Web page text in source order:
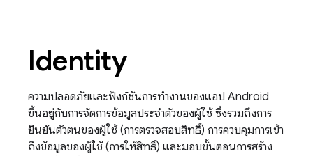
Identity
ความปลอดภัยและฟังก์ชันการทำงานของแอป Android
ขึ้นอยู่กับการจัดการข้อมูลประจำตัวของผู้ใช้ ซึ่งรวมถึงการ
ยืนยันตัวตนของผู้ใช้ (การตรวจสอบสิทธิ์) การควบคุมการเข้า
ถึงข้อมูลของผู้ใช้ (การให้สิทธิ์) และมอบขั้นตอนการสร้าง